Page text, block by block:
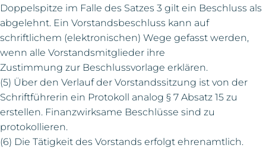
Doppelspitze im Falle des Satzes 3 gilt ein Beschluss als
abgelehnt. Ein Vorstandsbeschluss kann auf
schriftlichem (elektronischen) Wege gefasst werden,
wenn alle Vorstandsmitglieder ihre
Zustimmung zur Beschlussvorlage erklären.
(5) Über den Verlauf der Vorstandssitzung ist von der
Schriftführerin ein Protokoll analog § 7 Absatz 15 zu
erstellen. Finanzwirksame Beschlüsse sind zu
protokollieren.
(6) Die Tätigkeit des Vorstands erfolgt ehrenamtlich.